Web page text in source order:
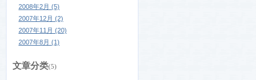
2008年2月 (5)
2007年12月 (2)
2007年11月 (20)
2007年8月 (1)
文章分类(5)